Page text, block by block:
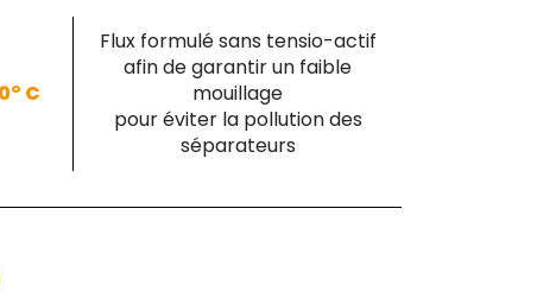
C
Flux formulé sans tensio-actif
afin de garantir un faible
mouillage
pour éviter la pollution des
séparateurs